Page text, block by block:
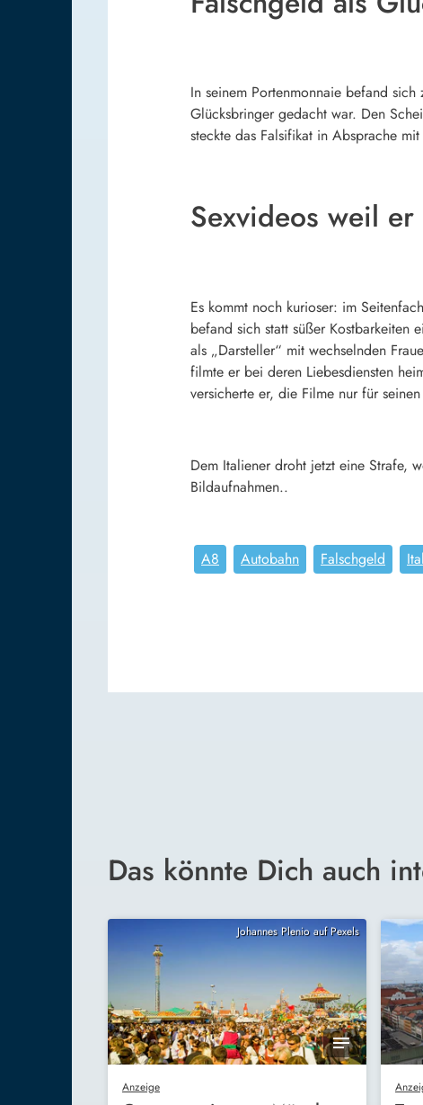
In seinem Portenmonnaie befand
Glücksbringer gedacht war. Den
steckte das Falsifikat in Absprache
Sexvideos weil
Es kommt noch kurioser: im
befand sich statt süßer
als „Darsteller“ mit wechselnden
filmte er bei deren Liebesdiensten
versicherte er, die Filme nur für
Dem Italiener droht jetzt eine Strafe,
Bildaufnahmen..
A8 Autobahn Falschgeld
Das könnte Dich auch
Johannes Plenio auf Pexels
Anzeige